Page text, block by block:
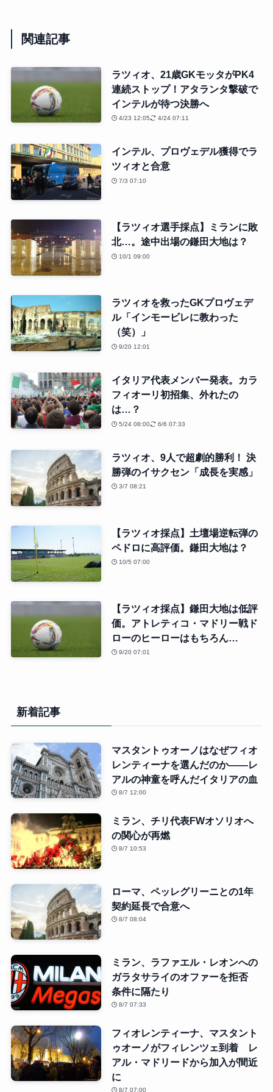
関連記事
ラツィオ、21歳GKモッタがPK4
連続ストップ！アタランタ撃破で
インテルが待つ決勝へ
4/23 12:05 4/24 07:11
インテル、プロヴェデル獲得でラ
ツィオと合意
7/3 07:10
【ラツィオ選手採点】ミランに敗
北…。途中出場の鎌田大地は？
10/1 09:00
ラツィオを救ったGKプロヴェデ
ル「インモービレに教わった
（笑）」
9/20 12:01
イタリア代表メンバー発表。カラ
フィオーリ初招集、外れたの
は…？
5/24 08:00 6/6 07:33
ラツィオ、9人で超劇的勝利！ 決
勝弾のイサクセン「成長を実感」
3/7 08:21
【ラツィオ採点】土壇場逆転弾の
ペドロに高評価。鎌田大地は？
10/5 07:00
【ラツィオ採点】鎌田大地は低評
価。アトレティコ・マドリー戦ド
ローのヒーローはもちろん…
9/20 07:01
新着記事
マスタントゥオーノはなぜフィオ
レンティーナを選んだのか――レ
アルの神童を呼んだイタリアの血
8/7 12:00
ミラン、チリ代表FWオソリオへ
の関心が再燃
8/7 10:53
ローマ、ペッレグリーニとの1年
契約延長で合意へ
8/7 08:04
ミラン、ラファエル・レオンへの
ガラタサライのオファーを拒否
条件に隔たり
8/7 07:33
フィオレンティーナ、マスタント
ゥオーノがフィレンツェ到着 レ
アル・マドリードから加入が間近
に
8/7 07:00